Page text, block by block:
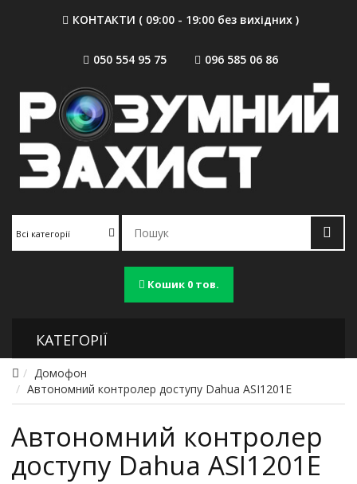
КОНТАКТИ ( 09:00 - 19:00 без вихідних )
050 554 95 75 096 585 06 86
Всі категорії
Кошик0 тов.
КАТЕГОРІЇ
Домофон
Автономний контролер доступу Dahua ASI1201E
Автономний контролер
доступу Dahua ASI1201E